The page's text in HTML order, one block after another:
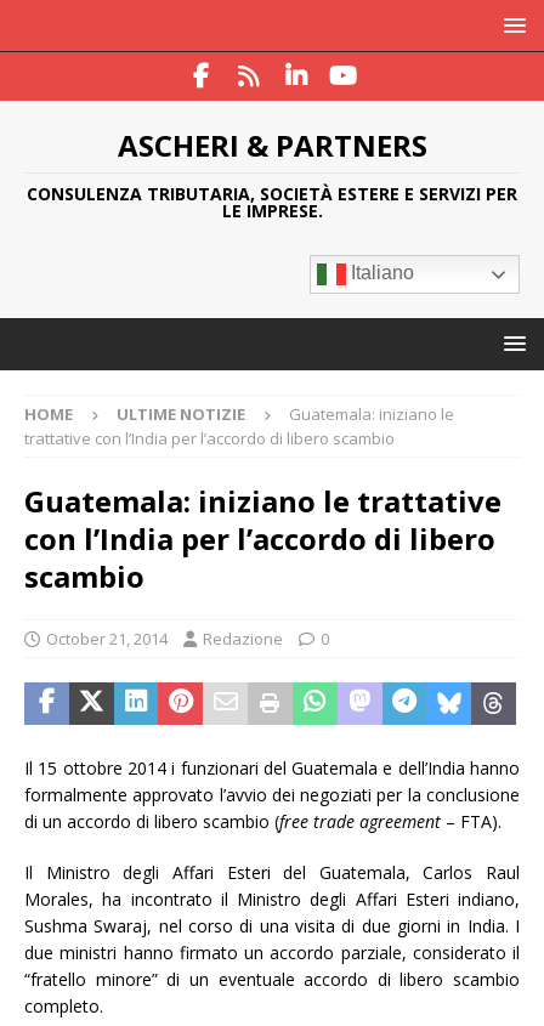
ASCHERI & PARTNERS
CONSULENZA TRIBUTARIA, SOCIETÀ ESTERE E SERVIZI PER
LE IMPRESE.
Italiano
HOME ULTIME NOTIZIE
Guatemala: iniziano le
trattative con l’India per l’accordo di libero scambio
Guatemala: iniziano le trattative
con l’India per l’accordo di libero
scambio
October 21, 2014 Redazione 0
Il 15 ottobre 2014 i funzionari del Guatemala e dell’India hanno
formalmente approvato l’avvio dei negoziati per la conclusione
di un accordo di libero scambio (free trade agreement – FTA).
Il Ministro degli Affari Esteri del Guatemala, Carlos Raul
Morales, ha incontrato il Ministro degli Affari Esteri indiano,
Sushma Swaraj, nel corso di una visita di due giorni in India. I
due ministri hanno firmato un accordo parziale, considerato il
“fratello minore” di un eventuale accordo di libero scambio
completo.